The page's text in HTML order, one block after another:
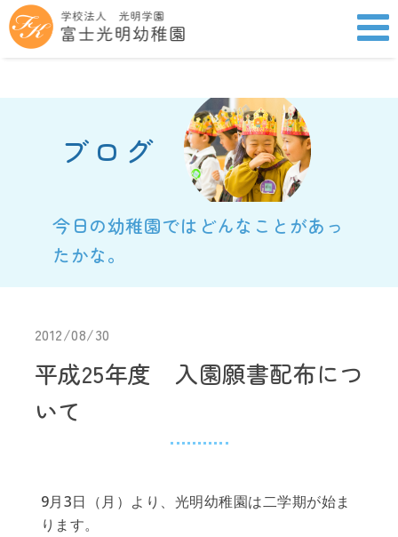
ブログ
今日の幼稚園ではどんなことがあっ
たかな。
2012/08/30
平成25年度 入園願書配布につ
いて
9月3日（月）より、光明幼稚園は二学期が始ま
ります。